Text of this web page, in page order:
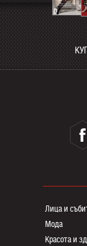
Лица и
Мода
Красота и